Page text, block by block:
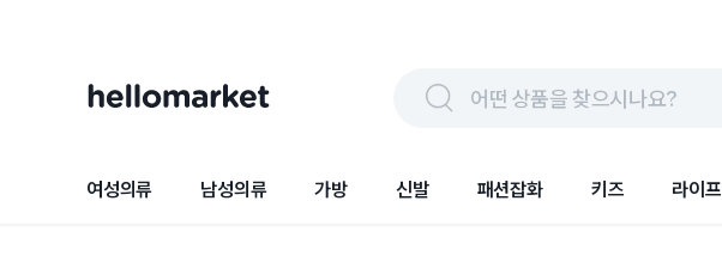
어떤 상품을 찾으시나요?
여성의류 남성의류 가방 신발 패션잡화 키즈 라이프